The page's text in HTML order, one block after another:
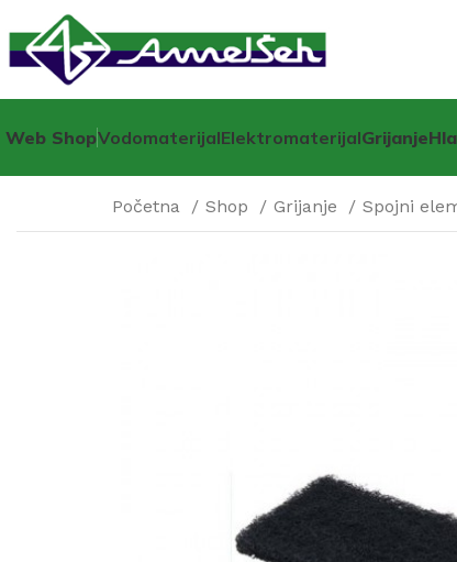
Web ShopVodomaterijalElektromaterijalGrijanje
Početna Shop Grijanje Spojni